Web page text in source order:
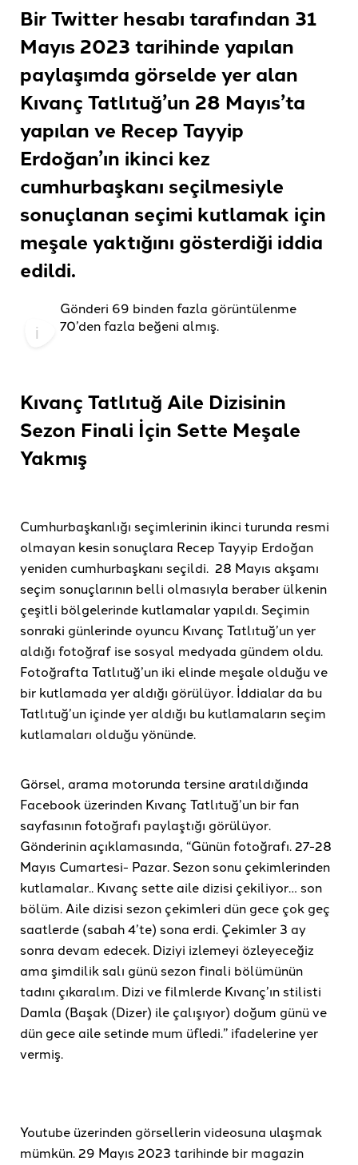
Bir Twitter hesabı tarafından 31
Mayıs 2023 tarihinde yapılan
paylaşımda görselde yer alan
Kıvanç Tatlıtuğ’un 28 Mayıs’ta
yapılan ve Recep Tayyip
Erdoğan’ın ikinci kez
cumhurbaşkanı seçilmesiyle
sonuçlanan seçimi kutlamak için
meşale yaktığını gösterdiği iddia
edildi.
Gönderi 69 binden fazla görüntülenme
70’den fazla beğeni almış.
Kıvanç Tatlıtuğ Aile Dizisinin
Sezon Finali İçin Sette Meşale
Yakmış
Cumhurbaşkanlığı seçimlerinin ikinci turunda resmi
olmayan kesin sonuçlara Recep Tayyip Erdoğan
yeniden cumhurbaşkanı seçildi. 28 Mayıs akşamı
seçim sonuçlarının belli olmasıyla beraber ülkenin
çeşitli bölgelerinde kutlamalar yapıldı. Seçimin
sonraki günlerinde oyuncu Kıvanç Tatlıtuğ’un yer
aldığı fotoğraf ise sosyal medyada gündem oldu.
Fotoğrafta Tatlıtuğ’un iki elinde meşale olduğu ve
bir kutlamada yer aldığı görülüyor. İddialar da bu
Tatlıtuğ’un içinde yer aldığı bu kutlamaların seçim
kutlamaları olduğu yönünde.
Görsel, arama motorunda tersine aratıldığında
Facebook üzerinden Kıvanç Tatlıtuğ’un bir fan
sayfasının fotoğrafı paylaştığı görülüyor.
Gönderinin açıklamasında, “Günün fotoğrafı. 27-28
Mayıs Cumartesi- Pazar. Sezon sonu çekimlerinden
kutlamalar.. Kıvanç sette aile dizisi çekiliyor… son
bölüm. Aile dizisi sezon çekimleri dün gece çok geç
saatlerde (sabah 4’te) sona erdi. Çekimler 3 ay
sonra devam edecek. Diziyi izlemeyi özleyeceğiz
ama şimdilik salı günü sezon finali bölümünün
tadını çıkaralım. Dizi ve filmlerde Kıvanç’ın stilisti
Damla (Başak (Dizer) ile çalışıyor) doğum günü ve
dün gece aile setinde mum üfledi.” ifadelerine yer
vermiş.
Youtube üzerinden görsellerin videosuna ulaşmak
mümkün. 29 Mayıs 2023 tarihinde bir magazin